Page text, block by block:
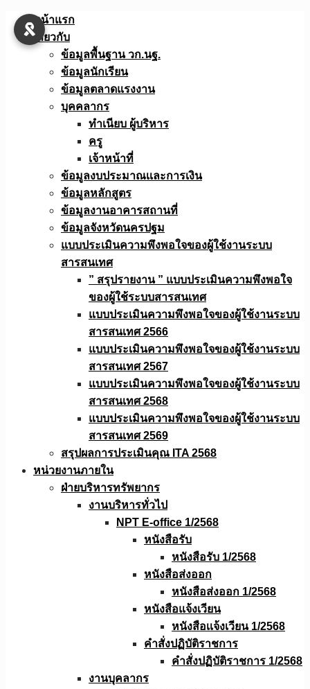
Skip
หน้าแรก
เกี่ยวกับ
ข้อมูลพื้นฐาน วก.นฐ.
ข้อมูลนักเรียน
ข้อมูลตลาดแรงงาน
บุคคลากร
ทำเนียบ ผู้บริหาร
ครู
เจ้าหน้าที่
ข้อมูลงบประมาณเเละการเงิน
ข้อมูลหลักสูตร
ข้อมูลงานอาคารสถานที่
ข้อมูลจังหวัดนครปฐม
แบบประเมินความพึงพอใจของผู้ใช้งานระบบ
สารสนเทศ
” สรุปรายงาน ” แบบประเมินความพึงพอใจ
ของผู้ใช้ระบบสารสนเทศ
แบบประเมินความพึงพอใจของผู้ใช้งานระบบ
สารสนเทศ 2566
แบบประเมินความพึงพอใจของผู้ใช้งานระบบ
สารสนเทศ 2567
แบบประเมินความพึงพอใจของผู้ใช้งานระบบ
สารสนเทศ 2568
แบบประเมินความพึงพอใจของผู้ใช้งานระบบ
สารสนเทศ 2569
สรุปผลการประเมินคุณ ITA 2568
หน่วยงานภายใน
ฝ่ายบริหารทรัพยากร
งานบริหารทั่วไป
NPT E-office 1/2568
หนังสือรับ
หนังสือรับ 1/2568
หนังสือส่งออก
หนังสือส่งออก 1/2568
หนังสือแจ้งเวียน
หนังสือเเจ้งเวียน 1/2568
คำสั่งปฏิบัติราชการ
คำสั่งปฏิบัติราชการ 1/2568
งานบุคลากร